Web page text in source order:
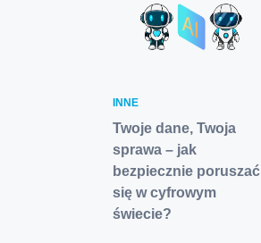
INNE
Twoje dane, Twoja
sprawa – jak
bezpiecznie poruszać
się w cyfrowym
świecie?